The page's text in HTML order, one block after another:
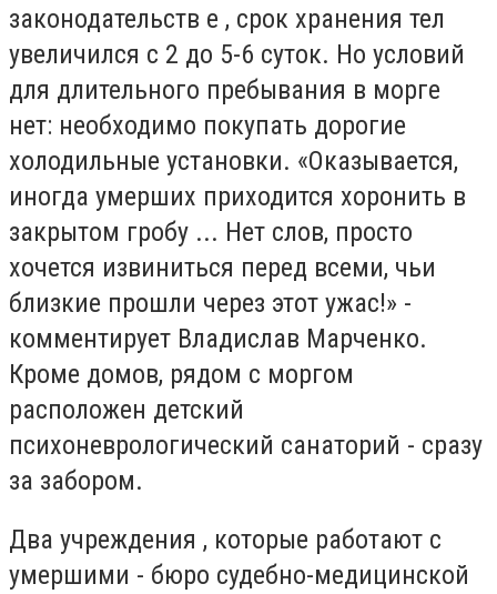
законодательств е , срок хранения тел
увеличился с 2 до 5-6 суток. Но условий
для длительного пребывания в морге
нет: необходимо покупать дорогие
холодильные установки. «Оказывается,
иногда умерших приходится хоронить в
закрытом гробу ... Нет слов, просто
хочется извиниться перед всеми, чьи
близкие прошли через этот ужас!» -
комментирует Владислав Марченко.
Кроме домов, рядом с моргом
расположен детский
психоневрологический санаторий - сразу
за забором.
Два учреждения , которые работают с
умершими - бюро судебно-медицинской